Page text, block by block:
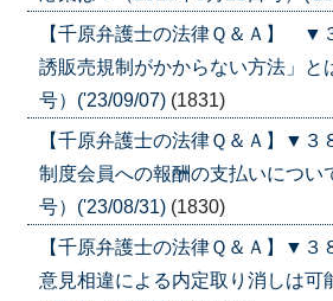
【千原弁護士の法律Ｑ＆Ａ】
誘販売規制がかからない方法」と
号）('23/09/07) (1831)
【千原弁護士の法律Ｑ＆Ａ】▼
制度会員への報酬の支払いについ
号）('23/08/31) (1830)
【千原弁護士の法律Ｑ＆Ａ】▼
意見相違による内定取り消しは可